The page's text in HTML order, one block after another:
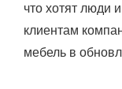
что хотят люди
клиентам
мебель в